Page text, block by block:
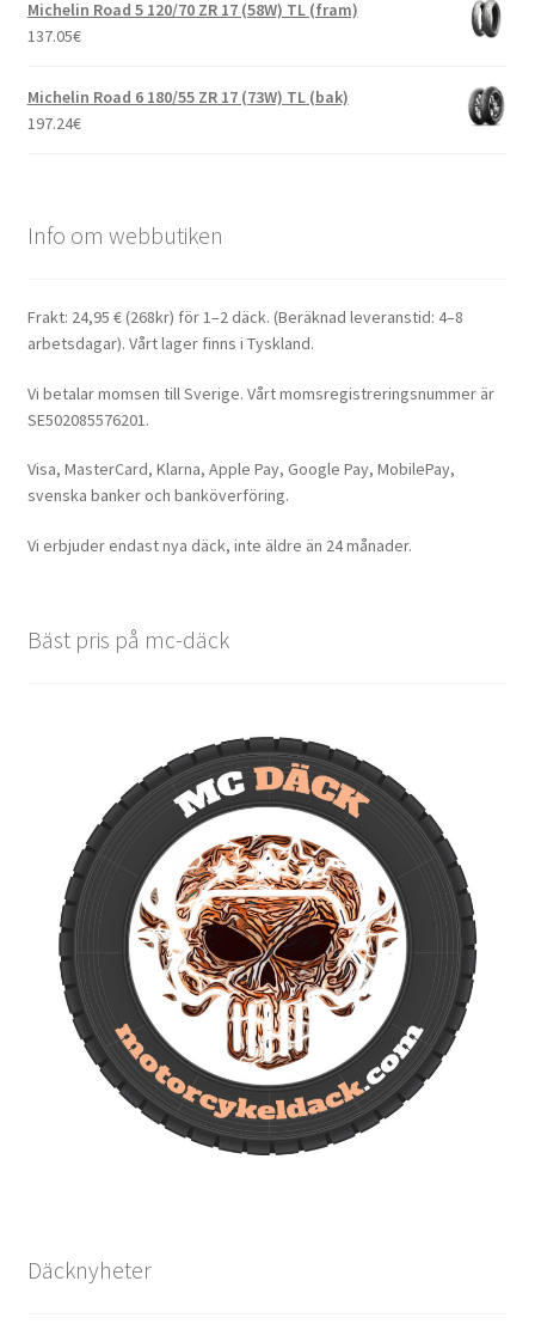
Michelin Road 5 120/70 ZR 17 (58W) TL (fram)
137.05€
Michelin Road 6 180/55 ZR 17 (73W) TL (bak)
197.24€
Info om webbutiken
Frakt: 24,95 € (268kr) för 1–2 däck. (Beräknad leveranstid: 4–8
arbetsdagar). Vårt lager finns i Tyskland.
Vi betalar momsen till Sverige. Vårt momsregistreringsnummer är
SE502085576201.
Visa, MasterCard, Klarna, Apple Pay, Google Pay, MobilePay,
svenska banker och banköverföring.
Vi erbjuder endast nya däck, inte äldre än 24 månader.
Bäst pris på mc-däck
Däcknyheter